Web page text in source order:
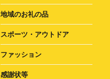
地域のお礼の品
スポーツ・アウトドア
ファッション
感謝状等